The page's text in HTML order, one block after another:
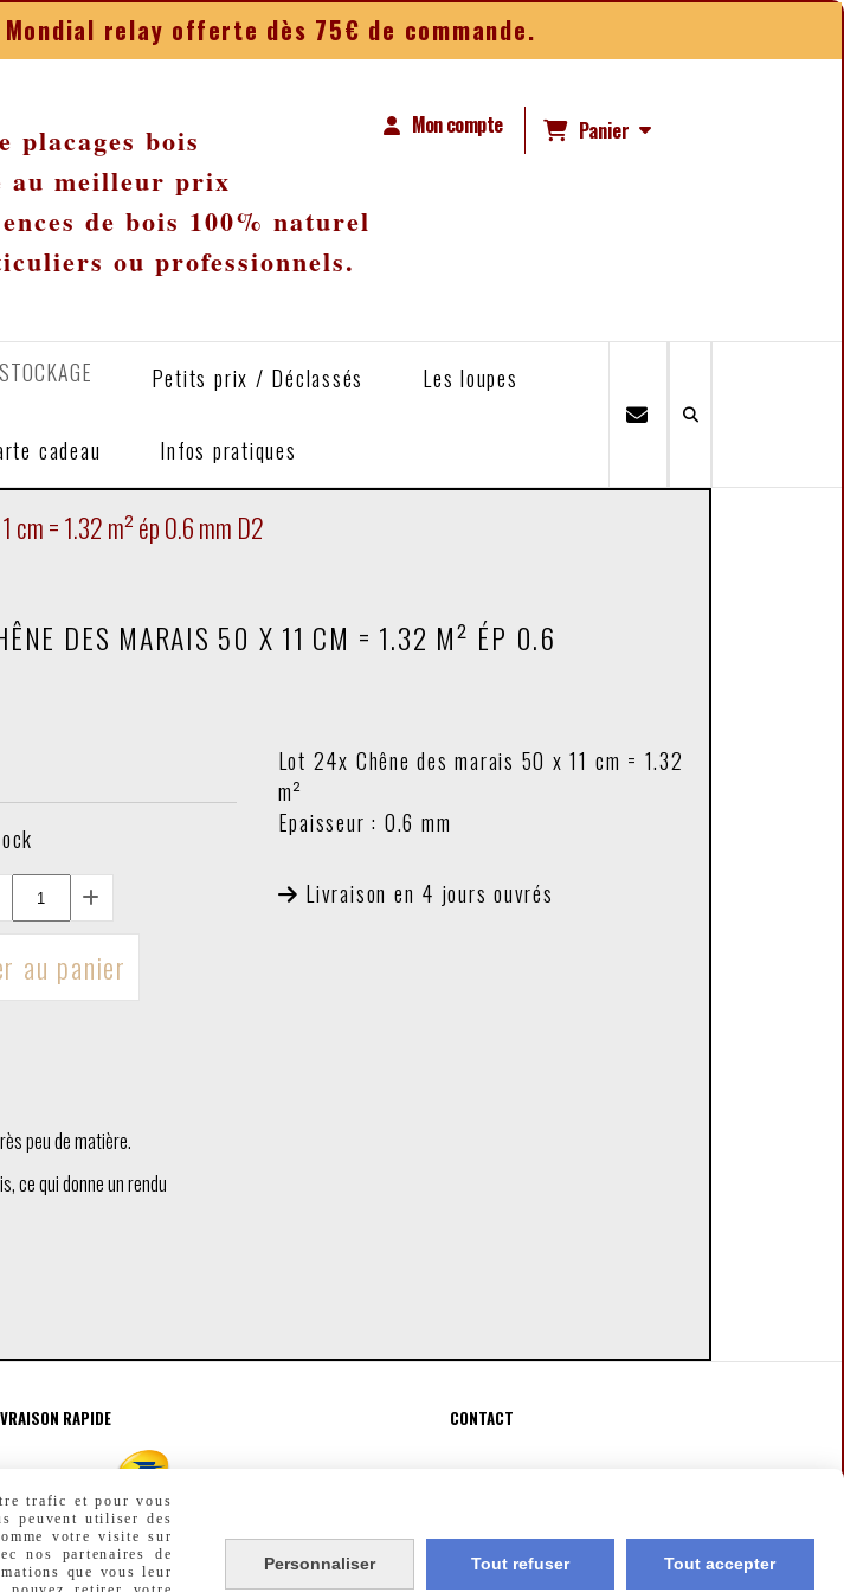
relay offerte dès 75€ de commande.
placages bois
au meilleur prix
de bois 100% naturel
ou professionnels.
Mon compte Panier
Petits prix / Déclassés Les loupes
cadeau Infos pratiques
cm = 1.32 m² ép 0.6 mm D2
DES MARAIS 50 X 11 CM = 1.32 M² ÉP 0.6
au panier
Lot 24x Chêne des marais 50 x 11 cm = 1.32
m²
Epaisseur : 0.6 mm
Livraison en 4 jours ouvrés
peu de matière.
ce qui donne un rendu
RAPIDE CONTACT
trafic et pour vous
peuvent utiliser des
votre visite sur
nos partenaires de
que vous leur
Personnaliser Tout refuser Tout accepter